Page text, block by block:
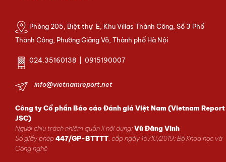
Phòng 205, Biệt thự E, Khu Villas Thành Công, Số 3 Phố
Thành Công, Phường Giảng Võ, Thành phố Hà Nội
024.35160138 | 0915190007
info@vietnamreport.net
Công ty Cổ phần Báo cáo Đánh giá Việt Nam (Vietnam Report
JSC)
Người chịu trách nhiệm quản lí nội dung:Vũ Đăng Vinh
Số giấy phép447/GP-BTTTT, cấp ngày 16/10/2019; Bộ Khoa học và
Công nghệ